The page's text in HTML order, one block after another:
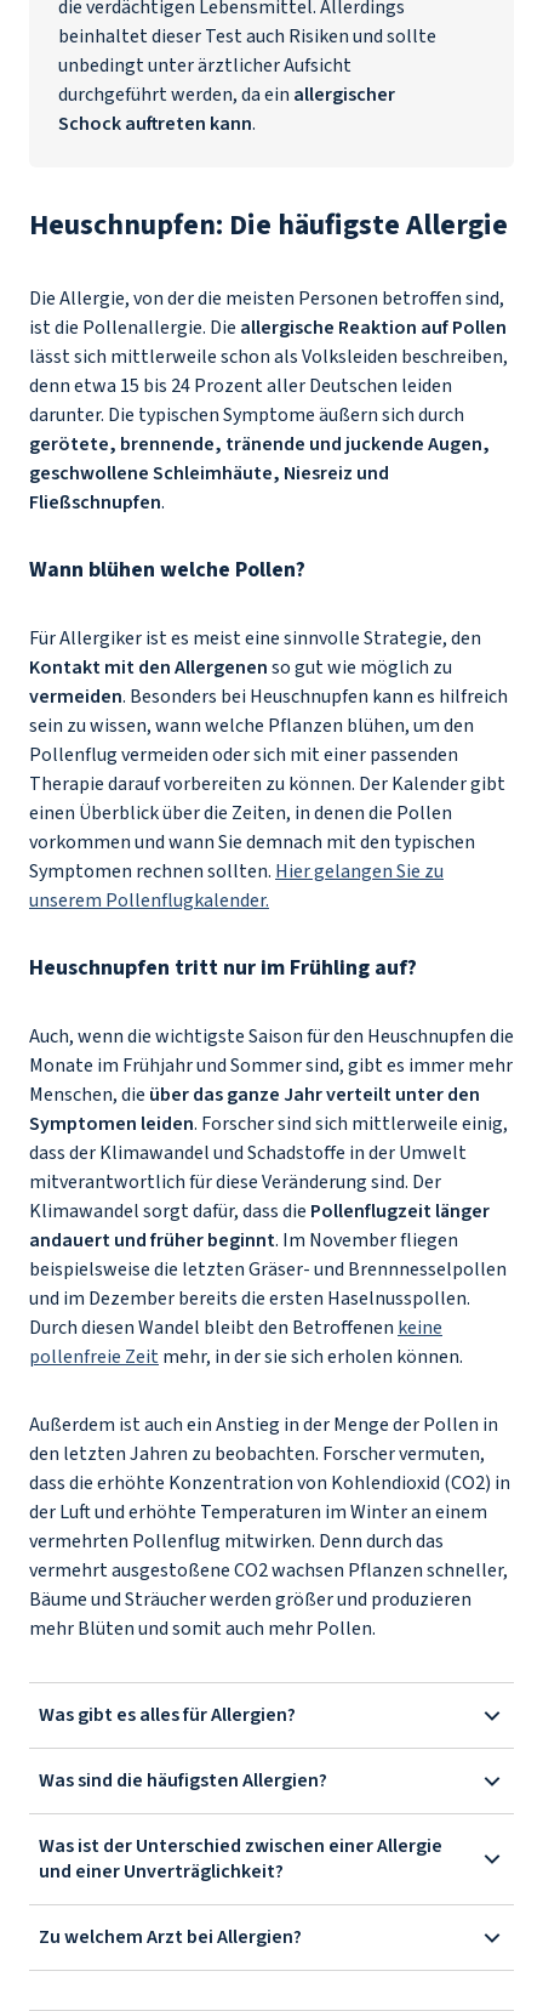
die verdächtigen Lebensmittel. Allerdings
beinhaltet dieser Test auch Risiken und sollte
unbedingt unter ärztlicher Aufsicht
durchgeführt werden, da ein allergischer
Schock auftreten kann.
Heuschnupfen: Die häufigste Allergie
Die Allergie, von der die meisten Personen betroffen sind,
ist die Pollenallergie. Die allergische Reaktion auf Pollen
lässt sich mittlerweile schon als Volksleiden beschreiben,
denn etwa 15 bis 24 Prozent aller Deutschen leiden
darunter. Die typischen Symptome äußern sich durch
gerötete, brennende, tränende und juckende Augen,
geschwollene Schleimhäute, Niesreiz und
Fließschnupfen.
Wann blühen welche Pollen?
Für Allergiker ist es meist eine sinnvolle Strategie, den
Kontakt mit den Allergenenso gut wie möglich zu
vermeiden. Besonders bei Heuschnupfen kann es hilfreich
sein zu wissen, wann welche Pflanzen blühen, um den
Pollenflug vermeiden oder sich mit einer passenden
Therapie darauf vorbereiten zu können. Der Kalender gibt
einen Überblick über die Zeiten, in denen die Pollen
vorkommen und wann Sie demnach mit den typischen
Symptomen rechnen sollten. Hier gelangen Sie zu
unserem Pollenflugkalender.
Heuschnupfen tritt nur im Frühling auf?
Auch, wenn die wichtigste Saison für den Heuschnupfen die
Monate im Frühjahr und Sommer sind, gibt es immer mehr
Menschen, die über das ganze Jahr verteilt unter den
Symptomen leiden. Forscher sind sich mittlerweile einig,
dass der Klimawandel und Schadstoffe in der Umwelt
mitverantwortlich für diese Veränderung sind. Der
Klimawandel sorgt dafür, dass die Pollenflugzeit länger
andauert und früher beginnt. Im November fliegen
beispielsweise die letzten Gräser- und Brennnesselpollen
und im Dezember bereits die ersten Haselnusspollen.
Durch diesen Wandel bleibt den Betroffenen keine
pollenfreie Zeitmehr, in der sie sich erholen können.
Außerdem ist auch ein Anstieg in der Menge der Pollen in
den letzten Jahren zu beobachten. Forscher vermuten,
dass die erhöhte Konzentration von Kohlendioxid (CO2) in
der Luft und erhöhte Temperaturen im Winter an einem
vermehrten Pollenflug mitwirken. Denn durch das
vermehrt ausgestoßene CO2 wachsen Pflanzen schneller,
Bäume und Sträucher werden größer und produzieren
mehr Blüten und somit auch mehr Pollen.
Was gibt es alles für Allergien?
Was sind die häufigsten Allergien?
Was ist der Unterschied zwischen einer Allergie
und einer Unverträglichkeit?
Zu welchem Arzt bei Allergien?